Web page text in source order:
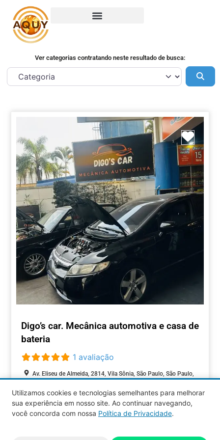
Ver categorias contratando neste resultado de busca:
Digo’s car. Mecânica automotiva e casa de
bateria
1 avaliação
Av. Eliseu de Almeida, 2814, Vila Sônia, São Paulo, São Paulo,
AUTOMOTIVOS
Utilizamos cookies e tecnologias semelhantes para melhorar
sua experiência em nosso site. Ao continuar navegando,
você concorda com nossa Política de Privacidade.